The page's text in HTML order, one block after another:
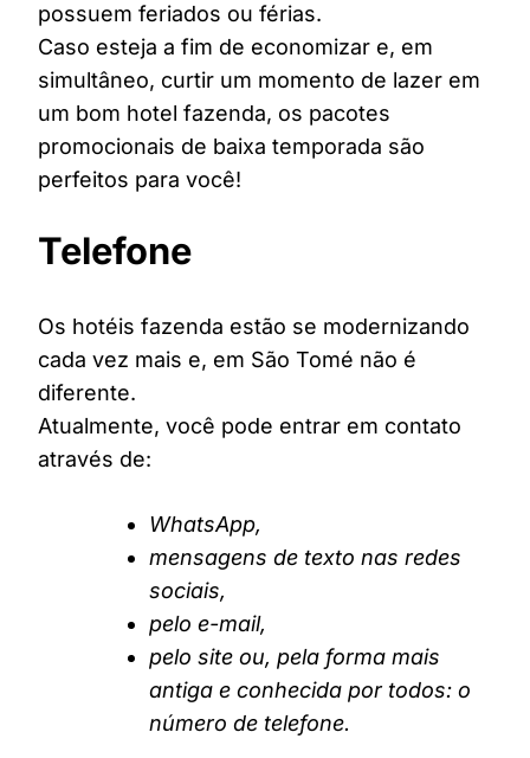
possuem feriados ou férias.
Caso esteja a fim de economizar e, em
simultâneo, curtir um momento de lazer em
um bom hotel fazenda, os pacotes
promocionais de baixa temporada são
perfeitos para você!
Telefone
Os hotéis fazenda estão se modernizando
cada vez mais e, em São Tomé não é
diferente.
Atualmente, você pode entrar em contato
através de:
WhatsApp,
mensagens de texto nas redes
sociais,
pelo e-mail,
pelo site ou, pela forma mais
antiga e conhecida por todos: o
número de telefone.